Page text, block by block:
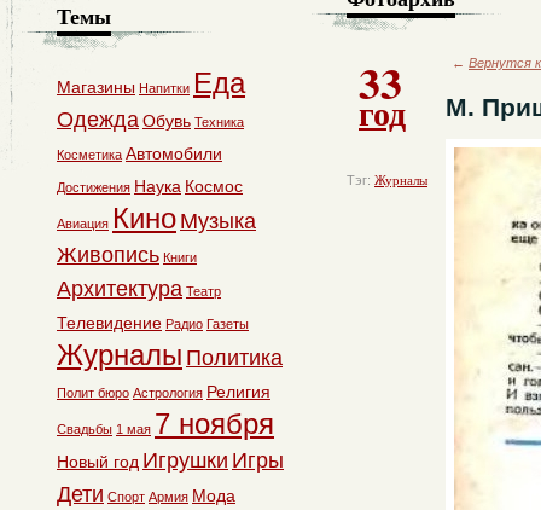
33
год
Тэг: Журналы
← Вернутся
М.
Темы
Магазины Напитки Еда
ОдеждаОбувь Техника
Косметика Автомобили
Достижения Наука Космос
Авиация Кино Музыка
Живопись Книги
Архитектура Театр
Телевидение Радио Газеты
Журналы Политика
Полит бюро Астрология Религия
Свадьбы 1 мая 7 ноября
Новый год Игрушки Игры
Дети Спорт Армия Мода